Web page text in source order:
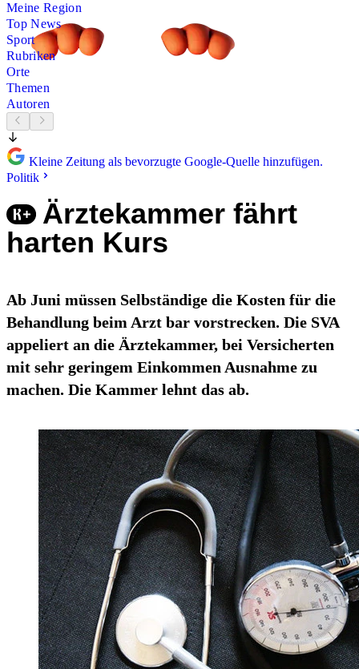
Meine Region
Top News
Sport
Rubriken
Orte
Themen
Autoren
Kleine Zeitung als bevorzugte Google-Quelle hinzufügen.
Politik
Ärztekammer fährt
harten Kurs
Ab Juni müssen Selbständige die Kosten für die
Behandlung beim Arzt bar vorstrecken. Die SVA
appeliert an die Ärztekammer, bei Versicherten
mit sehr geringem Einkommen Ausnahme zu
machen. Die Kammer lehnt das ab.